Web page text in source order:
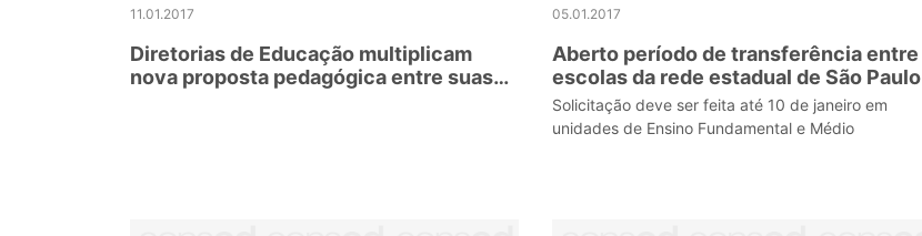
11.01.2017
Diretorias de Educação multiplicam
nova proposta pedagógica entre suas
05.01.2017
Aberto período de transferência entre
escolas da rede estadual de São Paulo
Solicitação deve ser feita até 10 de janeiro em
unidades de Ensino Fundamental e Médio